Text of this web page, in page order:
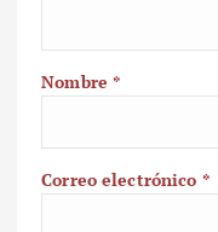
Nombre*
Correo electrónico *